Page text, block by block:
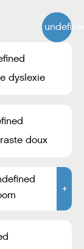
dyslexie
doux
+